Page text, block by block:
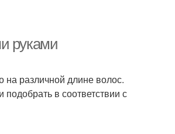
руками
на различной длине волос.
в соответствии с